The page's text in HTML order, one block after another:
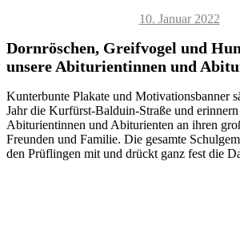
Veröffentlicht
10. Januar 2022
Dornröschen, Greifvogel und
unsere Abiturientinnen und
Kunterbunte Plakate und Motivationsbanner
Jahr die Kurfürst-Balduin-Straße und
Abiturientinnen und Abiturienten an ihren
Freunden und Familie. Die gesamte
den Prüflingen mit und drückt ganz fest die